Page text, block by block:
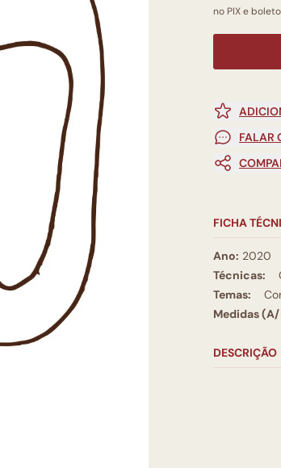
no PIX e
FALAR
FICHA
Ano: 2020
Técnicas:
Temas:
Medidas
DESCRIÇÃO